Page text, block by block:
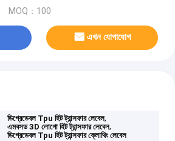
MOQ：100
এখন যোগাযোগ
ডিগ্রেডেবল Tpu হিট ট্রান্সফার লেবেল,
এমবসড 3D লোগো হিট ট্রান্সফার লেবেল,
ডিগ্রেডেবল Tpu হিট ট্রান্সফার ক্লোথিং লেবেল